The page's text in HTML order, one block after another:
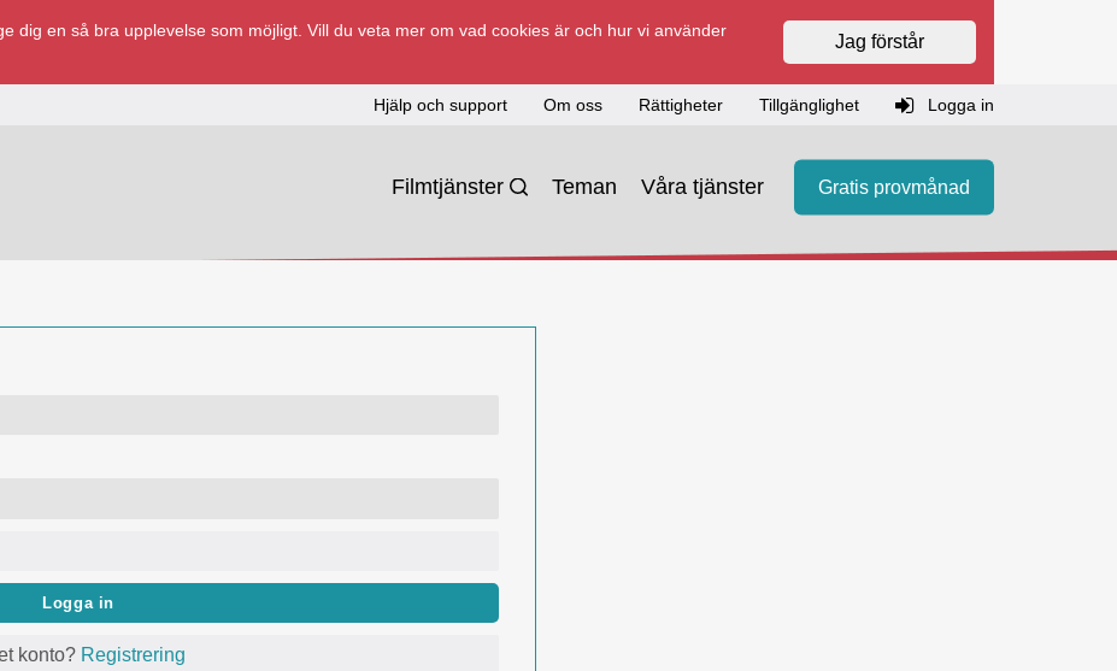
dig en så bra upplevelse som möjligt. Vill du veta mer om vad cookies är och hur vi använder
Jag förstår
Hjälp och support Om oss Rättigheter Tillgänglighet Logga in
Filmtjänster Teman Våra tjänster Gratis provmånad
Logga in
konto? Registrering